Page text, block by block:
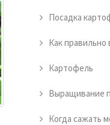
Посадка
Как правильно
Картофель
Выращивание
Когда сажать